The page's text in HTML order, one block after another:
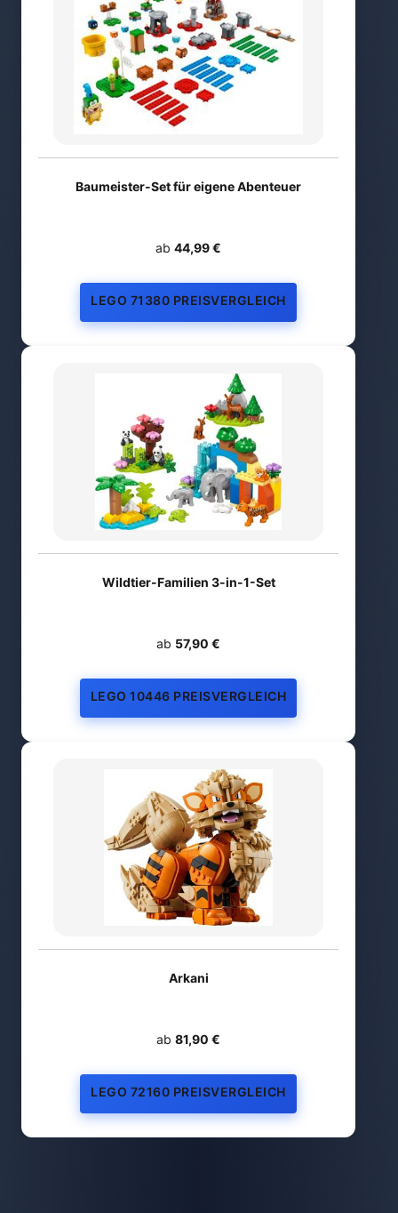
Baumeister-Set für eigene Abenteuer
ab 44,99 €
LEGO 71380 PREISVERGLEICH
Wildtier-Familien 3-in-1-Set
ab 57,90 €
LEGO 10446 PREISVERGLEICH
Arkani
ab 81,90 €
LEGO 72160 PREISVERGLEICH